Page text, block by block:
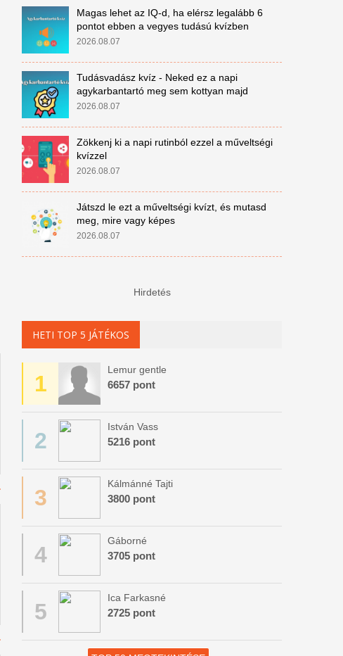
Magas lehet az IQ-d, ha elérsz legalább 6
pontot ebben a vegyes tudású kvízben
2026.08.07
Tudásvadász kvíz - Neked ez a napi
agykarbantartó meg sem kottyan majd
2026.08.07
Zökkenj ki a napi rutinból ezzel a műveltségi
kvízzel
2026.08.07
Játszd le ezt a műveltségi kvízt, és mutasd
meg, mire vagy képes
2026.08.07
Hirdetés
HETI TOP 5 JÁTÉKOS
1
Lemur gentle
6657 pont
2
István Vass
5216 pont
3
Kálmánné Tajti
3800 pont
4
Gáborné
3705 pont
5
Ica Farkasné
2725 pont